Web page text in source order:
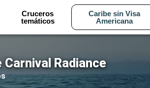
Cruceros
temáticos
Caribe sin Visa
Americana
Radiance